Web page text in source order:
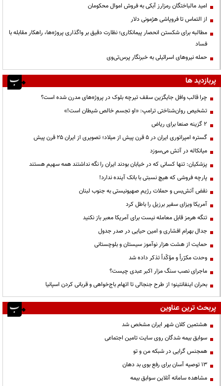
امید مالباختگان رمزارز آبکی به فروش اموال محکومان
از التماس تا فروپاشی هژمونی دلار
مطالبه برای شکستن انحصار پیمانکاری؛ نظارت دقیق بر واگذاری پروژه‌ها، راهکار مقابله با
فساد
حمله نیروهای اسرائیلی به خبرنگار پرس‌تی‌وی
پربازدید ها
چرا قالب وافل جایگزین سقف تیرچه بلوک در پروژه‌های مدرن شده است؟
تشخیص روان‌شناختی ترامپ: «او تجسم خالص شیطان است!»
۲ گزینه صنعا برای ریاض
گستره امپراتوری ایران در ۵ قرن پیش از میلاد؛ تصویری از ایران ۲۵ قرن پیش
میانکاله در آتش می‌سوزد
پزشکیان: تنها کسانی که در خیابان بودند ایران را نگه نداشتند همه سهیم هستند
پارچه فروشی که هیچ نسبتی با بانک آینده ندارد!
نقض آتش‌بس و حملات رژیم صهیونیستی به جنوب لبنان
آمریکا ویزای سفیر برزیل را باطل کرد
تنگه هرمز قابل معامله نیست برای آمریکا معبر باز نکنید
جدال بهرام افشاری و امین حیایی در صدر جدول
حمایت از هشت هزار نوآموز سیستان و بلوچستانی
وحدت مکرّراً و مؤکّداً تذکر داده شد
ماجرای نصب سنگ مزار اکبر عبدی چیست؟
بحران اینفانتینو؛ از طرح جنجالی تا اتهام باج‌خواهی و قربانی کردن اسپانیا
پربحث ترین عناوین
هشتمین کلان شهر ایران مشخص شد
سوابق بیمه شدگان روی سایت تامین اجتماعی
همجنس گرایی در شبکه من و تو
13 توصیه آسان برای رفع بوی بد دهان
مشاهده سامانه آنلاين سوابق بیمه